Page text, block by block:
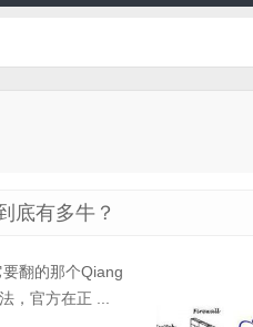
底有多牛？
翻的那个Qiang
，官方在正 ...